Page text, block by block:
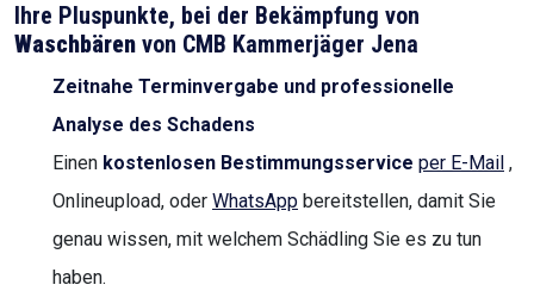
Ihre Pluspunkte, bei der Bekämpfung von
Waschbären von CMB Kammerjäger Jena
Zeitnahe Terminvergabe und professionelle
Analyse des Schadens
Einen kostenlosen Bestimmungsservice per E-Mail ,
Onlineupload, oder WhatsApp bereitstellen, damit Sie
genau wissen, mit welchem Schädling Sie es zu tun
haben.